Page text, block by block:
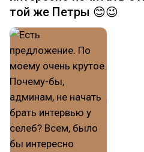
той же Петры 😊😉